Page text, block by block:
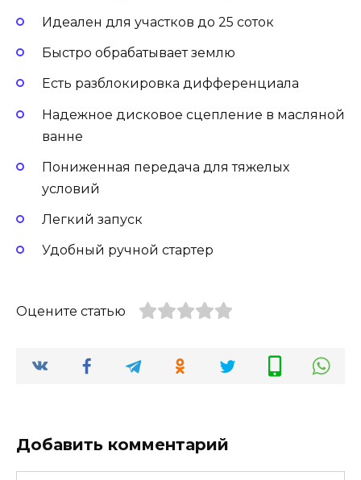
Идеален для участков до 25 соток
Быстро обрабатывает землю
Есть разблокировка дифференциала
Надежное дисковое сцепление в масляной
ванне
Пониженная передача для тяжелых
условий
Легкий запуск
Удобный ручной стартер
Оцените статью
Добавить комментарий